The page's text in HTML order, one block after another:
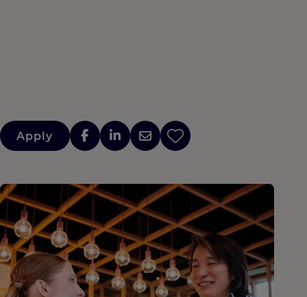
Apply